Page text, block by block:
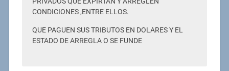
CONDICIONES ,ENTRE ELLOS.
QUE PAGUEN SUS TRIBUTOS EN DOLARES Y EL
ESTADO DE ARREGLA O SE FUNDE